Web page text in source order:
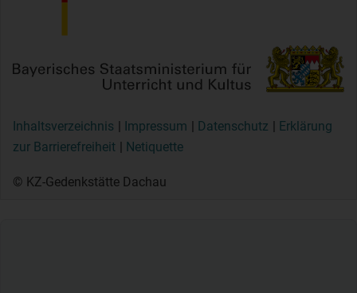
Inhaltsverzeichnis Impressum Datenschutz
Erklärung
zur Barrierefreiheit
Netiquette
© KZ-Gedenkstätte Dachau